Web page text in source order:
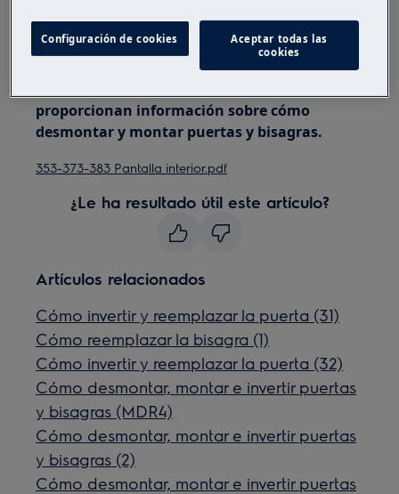
consecuencias para la seguridad si no se realizan
correctamente.
proporcionan información sobre cómo
desmontar y montar puertas y bisagras.
353-373-383 Pantalla interior.pdf
¿Le ha resultado útil este artículo?
Artículos relacionados
Cómo invertir y reemplazar la puerta (31)
Cómo reemplazar la bisagra (1)
Cómo invertir y reemplazar la puerta (32)
Cómo desmontar, montar e invertir puertas
y bisagras (MDR4)
Cómo desmontar, montar e invertir puertas
y bisagras (2)
Cómo desmontar, montar e invertir puertas
Configuración de cookies
Aceptar todas las
cookies